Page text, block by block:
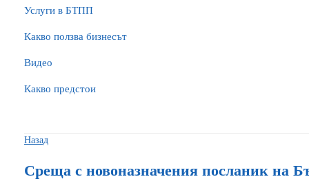
Услуги в БТПП
Какво ползва бизнесът
Видео
Какво предстои
Назад
Среща с новоназначения посланик на